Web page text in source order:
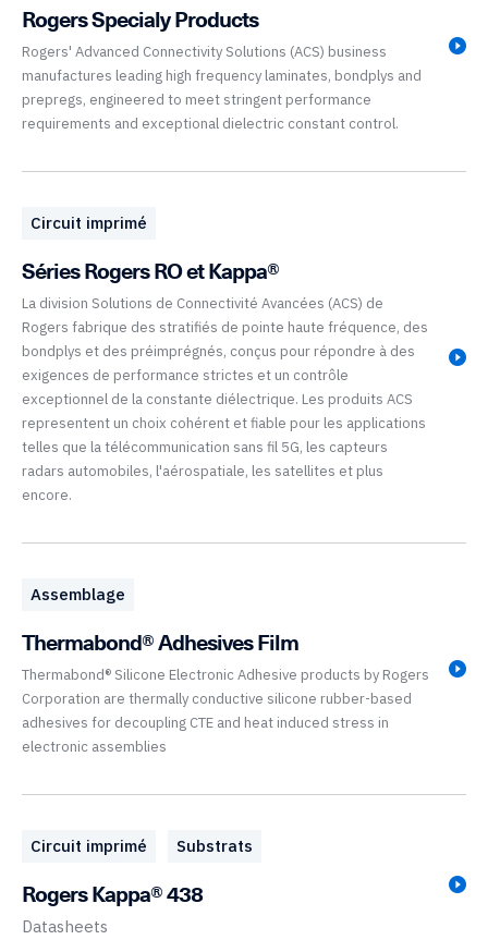
Rogers Specialy Products
Rogers' Advanced Connectivity Solutions (ACS) business
manufactures leading high frequency laminates, bondplys and
prepregs, engineered to meet stringent performance
requirements and exceptional dielectric constant control.
Circuit imprimé
Séries Rogers RO et Kappa®
La division Solutions de Connectivité Avancées (ACS) de
Rogers fabrique des stratifiés de pointe haute fréquence, des
bondplys et des préimprégnés, conçus pour répondre à des
exigences de performance strictes et un contrôle
exceptionnel de la constante diélectrique. Les produits ACS
representent un choix cohérent et fiable pour les applications
telles que la télécommunication sans fil 5G, les capteurs
radars automobiles, l'aérospatiale, les satellites et plus
encore.
Assemblage
Thermabond® Adhesives Film
Thermabond® Silicone Electronic Adhesive products by Rogers
Corporation are thermally conductive silicone rubber-based
adhesives for decoupling CTE and heat induced stress in
electronic assemblies
Circuit imprimé Substrats
Rogers Kappa® 438
Datasheets